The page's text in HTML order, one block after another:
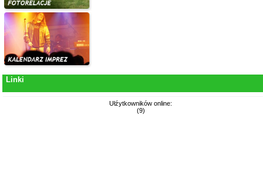
Linki
Ułźytkowników online:
(9)